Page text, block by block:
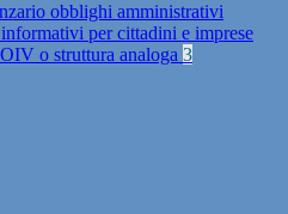
obblighi amministrativi
per cittadini e imprese
o struttura analoga 3